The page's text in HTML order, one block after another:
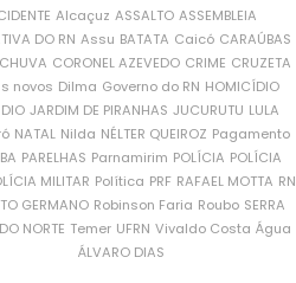
Alcaçuz ASSALTO ASSEMBLEIA
DO RN Assu BATATA Caicó CARAÚBAS
CORONEL AZEVEDO CRIME CRUZETA
novos Dilma Governo do RN HOMICÍDIO
JARDIM DE PIRANHAS JUCURUTU LULA
NATAL Nilda NÉLTER QUEIROZ Pagamento
PARELHAS Parnamirim POLÍCIA POLÍCIA
MILITAR Política PRF RAFAEL MOTTA RN
GERMANO Robinson Faria Roubo SERRA
NORTE Temer UFRN Vivaldo Costa Água
ÁLVARO DIAS